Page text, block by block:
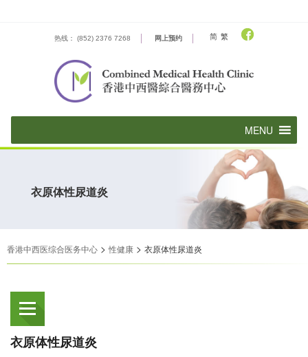
热线： (852) 2376 7268 网上预约 简 繁
衣原体性尿道炎
香港中西医综合医务中心 > 性健康 > 衣原体性尿道炎
衣原体性尿道炎